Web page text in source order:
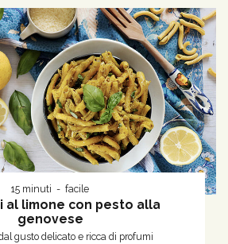
15 minuti facile
al limone con pesto alla
genovese
gusto delicato e ricca di profumi